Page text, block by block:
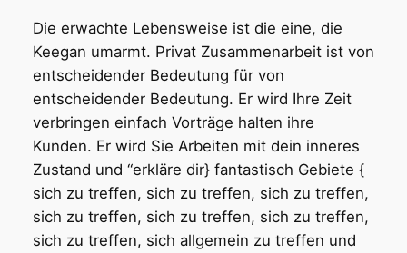
Die erwachte Lebensweise ist die eine, die
Keegan umarmt. Privat Zusammenarbeit ist von
entscheidender Bedeutung für von
entscheidender Bedeutung. Er wird Ihre Zeit
verbringen einfach Vorträge halten ihre
Kunden. Er wird Sie Arbeiten mit dein inneres
Zustand und “erkläre dir} fantastisch Gebiete {
sich zu treffen, sich zu treffen, sich zu treffen,
sich zu treffen, sich zu treffen, sich zu treffen,
sich zu treffen, sich allgemein zu treffen und